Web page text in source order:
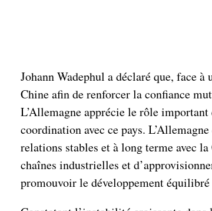
Johann Wadephul a déclaré que, face
Chine afin de renforcer la confiance
L’Allemagne apprécie le rôle
coordination avec ce pays.
relations stables et à long terme avec
chaînes industrielles et
promouvoir le développement